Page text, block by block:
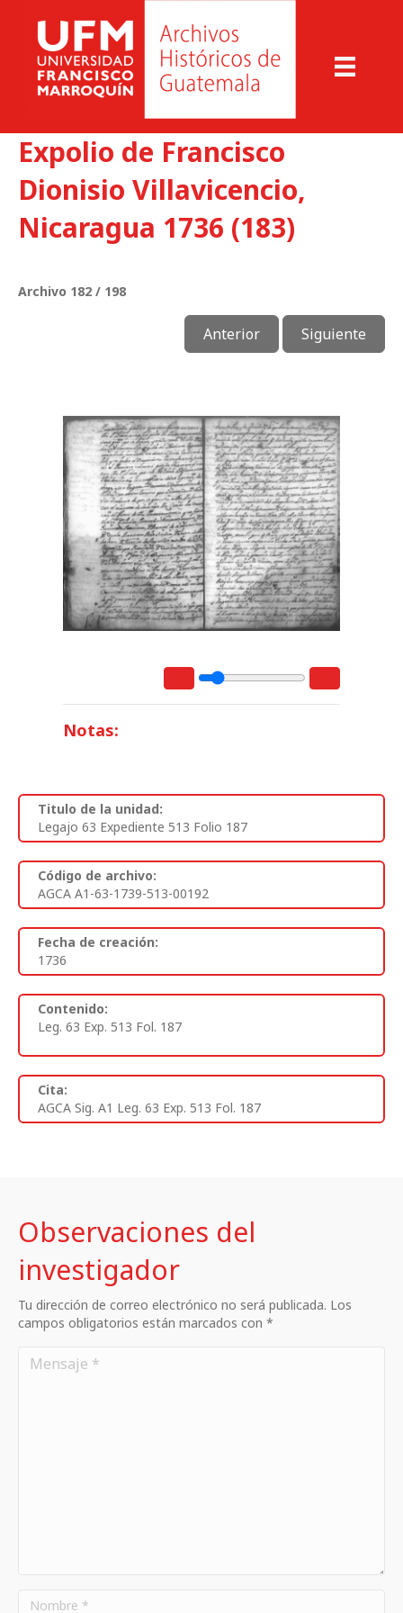
Expolio de Francisco
Dionisio Villavicencio,
Nicaragua 1736 (183)
Archivo 182 / 198
Anterior Siguiente
Notas:
Titulo de la unidad:
Legajo 63 Expediente 513 Folio 187
Código de archivo:
AGCA A1-63-1739-513-00192
Fecha de creación:
1736
Contenido:
Leg. 63 Exp. 513 Fol. 187
Cita:
AGCA Sig. A1 Leg. 63 Exp. 513 Fol. 187
Observaciones del
investigador
Tu dirección de correo electrónico no será publicada. Los
campos obligatorios están marcados con *